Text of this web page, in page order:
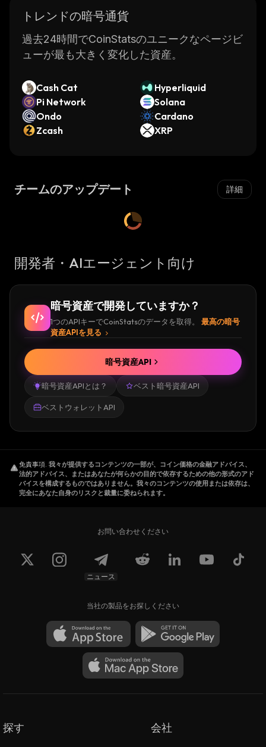
トレンドの暗号通貨
過去24時間でCoinStatsのユニークなページビ
ューが最も大きく変化した資産。
Cash Cat
Hyperliquid
Pi Network
Solana
Ondo
Cardano
Zcash
XRP
チームのアップデート 詳細
開発者・AIエージェント向け
暗号資産で開発していますか？
1つのAPIキーでCoinStatsのデータを取得。
最高の暗号
資産APIを見る
暗号資産APIとは？ ベスト暗号資産API
ベストウォレットAPI
暗号資産API
免責事項. 我々が提供するコンテンツの一部が、コイン価格の金融アドバイス、
法的アドバイス、またはあなたが何らかの目的で依存するための他の形式のアド
バイスを構成するものではありません。我々のコンテンツの使用または依存は、
完全にあなた自身のリスクと裁量に委ねられます。
お問い合わせください
ニュース
当社の製品をお探しください
探す 会社